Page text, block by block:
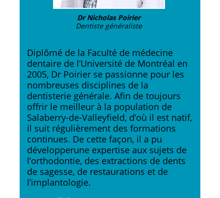
Dr Nicholas Poirier
Dentiste généraliste
Diplômé de la Faculté de médecine
dentaire de l’Université de Montréal en
2005, Dr Poirier se passionne pour les
nombreuses disciplines de la
dentisterie générale. Afin de toujours
offrir le meilleur à la population de
Salaberry-de-Valleyfield, d’où il est natif,
il suit régulièrement des formations
continues. De cette façon, il a pu
développerune expertise aux sujets de
l’orthodontie, des extractions de dents
de sagesse, de restaurations et de
l’implantologie.